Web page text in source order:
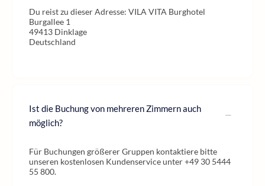
Du reist zu dieser Adresse: VILA VITA Burghotel
Burgallee 1
49413 Dinklage
Deutschland
Ist die Buchung von mehreren Zimmern auch
möglich?
Für Buchungen größerer Gruppen kontaktiere bitte
unseren kostenlosen Kundenservice unter +49 30 5444
55 800.